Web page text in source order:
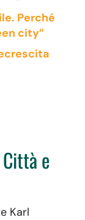
Perché
city”
e
Karl